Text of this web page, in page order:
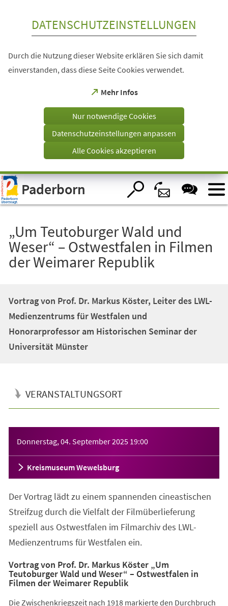
Visuelle
Assistenzsoftware
öffnen.
DATENSCHUTZEINSTELLUNGEN
Durch die Nutzung dieser Website erklären Sie sich damit
einverstanden, dass diese Seite Cookies verwendet.
Mehr Infos
(Öffnet
einem
Tab)
Nur notwendige Cookies
Datenschutzeinstellungen anpassen
Alle Cookies akzeptieren
Paderborn
„Um Teutoburger Wald und
Weser“ – Ostwestfalen in Filmen
der Weimarer Republik
Vortrag von Prof. Dr. Markus Köster, Leiter des LWL-
Medienzentrums für Westfalen und
Honorarprofessor am Historischen Seminar der
Universität Münster
VERANSTALTUNGSORT
Donnerstag, 04. September 2025 19:00
Kreismuseum Wewelsburg
Der Vortrag lädt zu einem spannenden cineastischen
Streifzug durch die Vielfalt der Filmüberlieferung
speziell aus Ostwestfalen im Filmarchiv des LWL-
Medienzentrums für Westfalen ein.
Vortrag von Prof. Dr. Markus Köster „Um
Teutoburger Wald und Weser“ – Ostwestfalen in
Filmen der Weimarer Republik
Die Zwischenkriegszeit nach 1918 markierte den Durchbruch